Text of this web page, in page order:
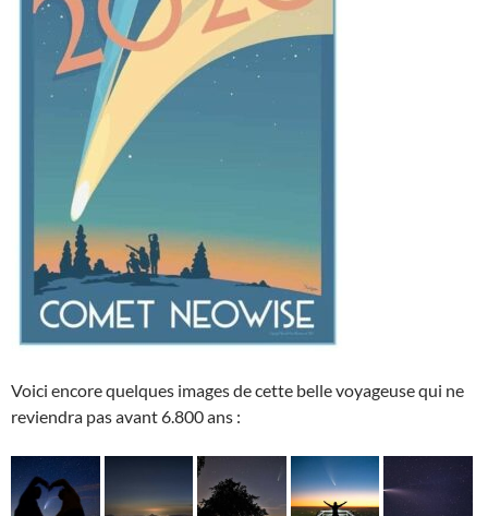
Voici encore quelques images de cette belle voyageuse qui ne
reviendra pas avant 6.800 ans :